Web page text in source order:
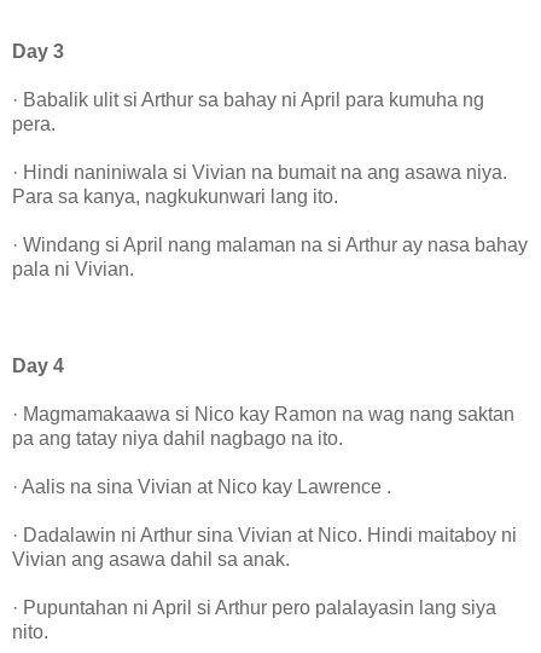
Day 3
· Babalik ulit si Arthur sa bahay ni April para kumuha ng
pera.
· Hindi naniniwala si Vivian na bumait na ang asawa niya.
Para sa kanya, nagkukunwari lang ito.
· Windang si April nang malaman na si Arthur ay nasa bahay
pala ni Vivian.
Day 4
· Magmamakaawa si Nico kay Ramon na wag nang saktan
pa ang tatay niya dahil nagbago na ito.
· Aalis na sina Vivian at Nico kay Lawrence .
· Dadalawin ni Arthur sina Vivian at Nico. Hindi maitaboy ni
Vivian ang asawa dahil sa anak.
· Pupuntahan ni April si Arthur pero palalayasin lang siya
nito.